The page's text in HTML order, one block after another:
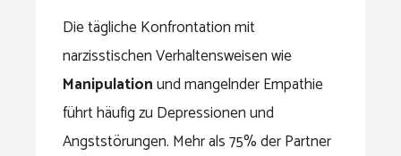
Die tägliche Konfrontation mit
narzisstischen Verhaltensweisen wie
Manipulationund mangelnder Empathie
führt häufig zu Depressionen und
Angststörungen. Mehr als 75% der Partner